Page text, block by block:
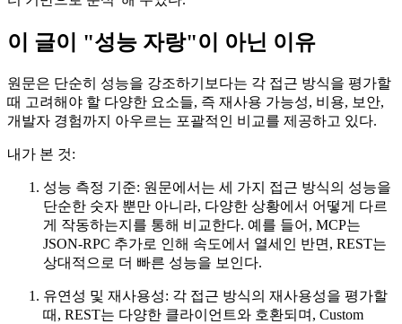
이 글이 "성능 자랑"이 아닌 이유
원문은 단순히 성능을 강조하기보다는 각 접근 방식을 평가할
때 고려해야 할 다양한 요소들, 즉 재사용 가능성, 비용, 보안,
개발자 경험까지 아우르는 포괄적인 비교를 제공하고 있다.
내가 본 것:
성능 측정 기준: 원문에서는 세 가지 접근 방식의 성능을
단순한 숫자 뿐만 아니라, 다양한 상황에서 어떻게 다르
게 작동하는지를 통해 비교한다. 예를 들어, MCP는
JSON-RPC 추가로 인해 속도에서 열세인 반면, REST는
상대적으로 더 빠른 성능을 보인다.
유연성 및 재사용성: 각 접근 방식의 재사용성을 평가할
때, REST는 다양한 클라이언트와 호환되며, Custom